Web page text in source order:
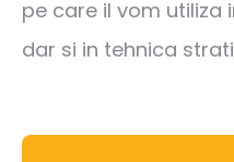
pe care il vom utiliza
dar si in tehnica